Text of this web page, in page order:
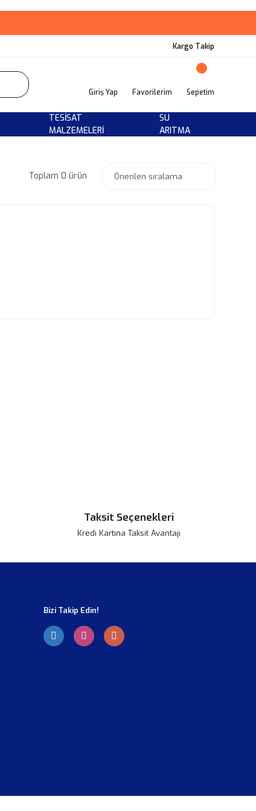
Kargo Takip
Giriş Yap Favorilerim Sepetim
TESISAT
MALZEMELERI
SU
ARITMA
Toplam 0 ürün
Taksit Seçenekleri
Kredi Kartına Taksit Avantajı
Bizi Takip Edin!